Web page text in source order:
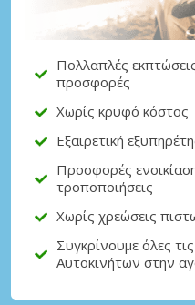
Πολλαπλές
προσφορές
Χωρίς κρυφό κόστος
Εξαιρετική
Προσφορές
τροποποιήσεις
Χωρίς χρεώσεις
Συγκρίνουμε όλες
Αυτοκινήτων στην